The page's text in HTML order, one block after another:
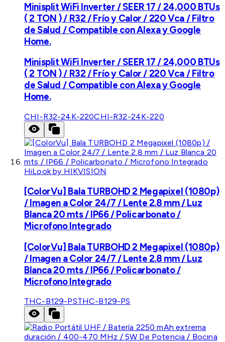
Minisplit WiFi Inverter / SEER 17 / 24,000 BTUs
( 2 TON ) / R32 / Frío y Calor / 220 Vca / Filtro
de Salud / Compatible con Alexa y Google
Home.
Minisplit WiFi Inverter / SEER 17 / 24,000 BTUs
( 2 TON ) / R32 / Frío y Calor / 220 Vca / Filtro
de Salud / Compatible con Alexa y Google
Home.
CHI-R32-24K-220CHI-R32-24K-220
HiLook by HIKVISION
[ColorVu] Bala TURBOHD 2 Megapixel (1080p)
/ Imagen a Color 24/7 / Lente 2.8 mm / Luz
Blanca 20 mts / IP66 / Policarbonato /
Microfono Integrado
[ColorVu] Bala TURBOHD 2 Megapixel (1080p)
/ Imagen a Color 24/7 / Lente 2.8 mm / Luz
Blanca 20 mts / IP66 / Policarbonato /
Microfono Integrado
THC-B129-PSTHC-B129-PS